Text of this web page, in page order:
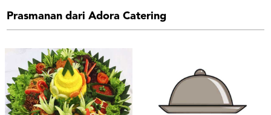
Prasmanan dari Adora Catering